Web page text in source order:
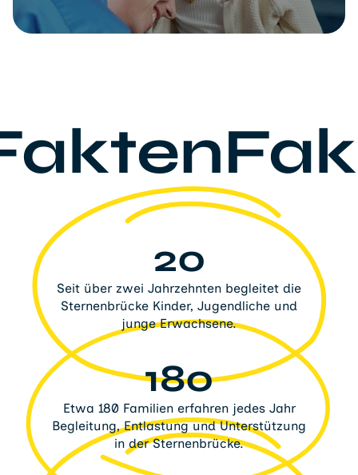
20
Seit über zwei Jahrzehnten begleitet die
Sternenbrücke Kinder, Jugendliche und
junge Erwachsene.
180
Etwa 180 Familien erfahren jedes Jahr
Begleitung, Entlastung und Unterstützung
in der Sternenbrücke.